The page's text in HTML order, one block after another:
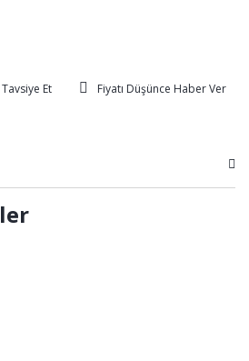
Tavsiye Et
Fiyatı Düşünce Haber Ver